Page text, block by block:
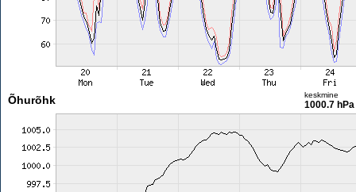
Õhurõhk keskmine
1000.7 hPa